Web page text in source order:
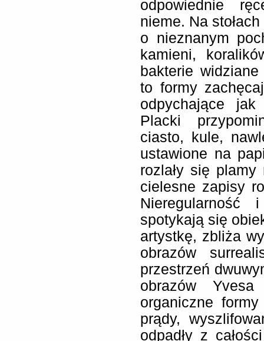
odpowiednie
nieme. Na
o nieznanym
kamieni,
bakterie
to formy
odpychające
Placki
ciasto, kule,
ustawione na
rozlały się
cielesne zapisy
spotykają się
artystkę, zbliża
obrazów
przestrzeń
obrazów
organiczne
prądy,
odpadły z